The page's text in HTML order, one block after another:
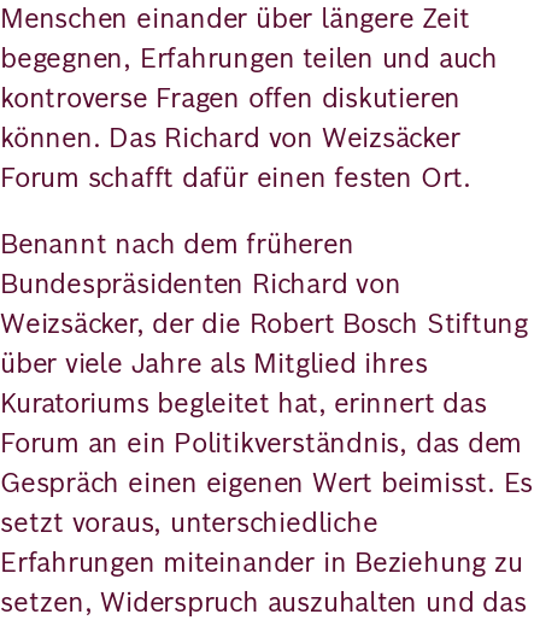
Menschen einander über längere Zeit
begegnen, Erfahrungen teilen und auch
kontroverse Fragen offen diskutieren
können. Das Richard von Weizsäcker
Forum schafft dafür einen festen Ort.
Benannt nach dem früheren
Bundespräsidenten Richard von
Weizsäcker, der die Robert Bosch Stiftung
über viele Jahre als Mitglied ihres
Kuratoriums begleitet hat, erinnert das
Forum an ein Politikverständnis, das dem
Gespräch einen eigenen Wert beimisst. Es
setzt voraus, unterschiedliche
Erfahrungen miteinander in Beziehung zu
setzen, Widerspruch auszuhalten und das